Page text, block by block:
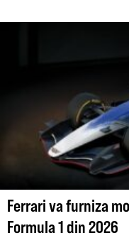
Ferrari va furniza
Formula 1 din 2026